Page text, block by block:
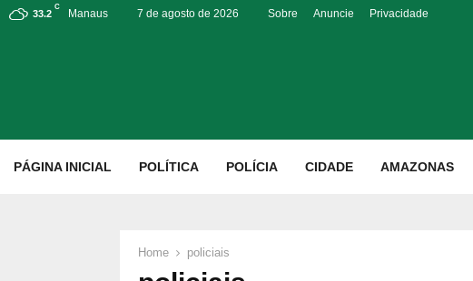
33.2
C
Manaus 7 de agosto de 2026 Sobre Anuncie Privacidade
PÁGINA INICIAL POLÍTICA POLÍCIA CIDADE AMAZONAS
Home policiais